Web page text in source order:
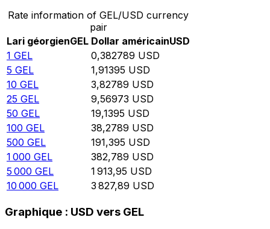
Rate information of GEL/USD currency
pair
Lari géorgienGEL Dollar américainUSD
1 GEL 0,382789 USD
5 GEL 1,91395 USD
10 GEL 3,82789 USD
25 GEL 9,56973 USD
50 GEL 19,1395 USD
100 GEL 38,2789 USD
500 GEL 191,395 USD
1 000 GEL 382,789 USD
5 000 GEL 1 913,95 USD
10 000 GEL 3 827,89 USD
Graphique : USD vers GEL